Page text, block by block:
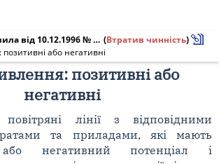
Наказ, Правила від 10.12.1996 № 103 (Втратив чинність)
позитивні або негативні